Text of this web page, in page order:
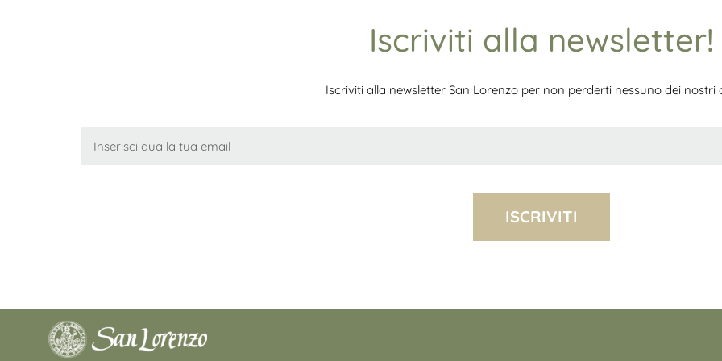
Iscriviti alla newsletter!
Iscriviti alla newsletter San Lorenzo per non perderti nessuno dei nostri
ISCRIVITI